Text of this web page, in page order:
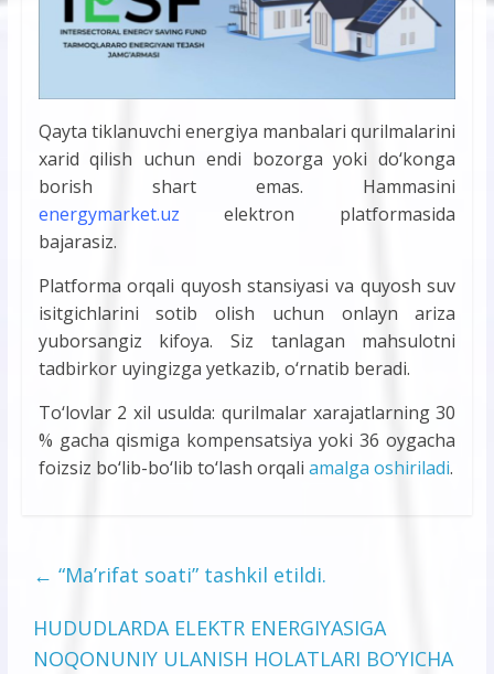
Qayta tiklanuvchi energiya manbalari qurilmalarini
xarid qilish uchun endi bozorga yoki do‘konga
borish shart emas. Hammasini
energymarket.uz elektron platformasida
bajarasiz.
Platforma orqali quyosh stansiyasi va quyosh suv
isitgichlarini sotib olish uchun onlayn ariza
yuborsangiz kifoya. Siz tanlagan mahsulotni
tadbirkor uyingizga yetkazib, o‘rnatib beradi.
To‘lovlar 2 xil usulda: qurilmalar xarajatlarning 30
% gacha qismiga kompensatsiya yoki 36 oygacha
foizsiz bo‘lib-bo‘lib to‘lash orqali amalga oshiriladi.
← “Ma’rifat soati” tashkil etildi.
HUDUDLARDA ELEKTR ENERGIYASIGA
NOQONUNIY ULANISH HOLATLARI BO’YICHA